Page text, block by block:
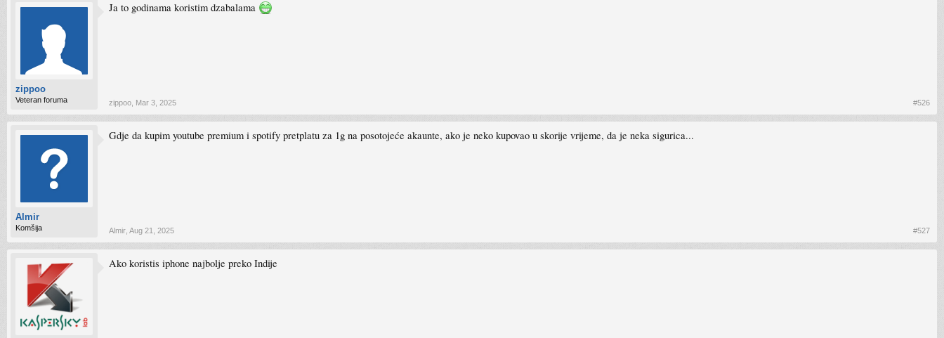
zippoo
Veteran foruma
Ja to godinama koristim dzabalama
zippoo Mar 3, 2025 #526
Almir
Komšija
Gdje da kupim youtube premium i spotify pretplatu za 1g na posotojeće akaunte, ako je neko kupovao u skorije vrijeme, da je neka sigurica...
Almir Aug 21, 2025 #527
Ako koristis iphone najbolje preko Indije